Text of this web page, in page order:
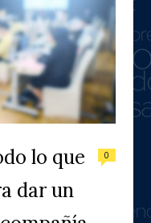
lo que
dar un
0